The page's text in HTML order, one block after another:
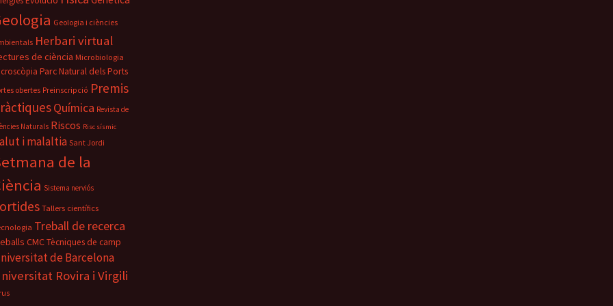
Geologia i ciències
Herbari virtual
de ciència Microbiologia
Parc Natural dels Ports
obertes Preinscripció Premis
Química Revista de
Naturals Riscos Risc sísmic
i malaltia Sant Jordi
de la
Sistema nerviós
Tallers científics
Treball de recerca
CMCTècniques de camp
de Barcelona
Rovira i Virgili